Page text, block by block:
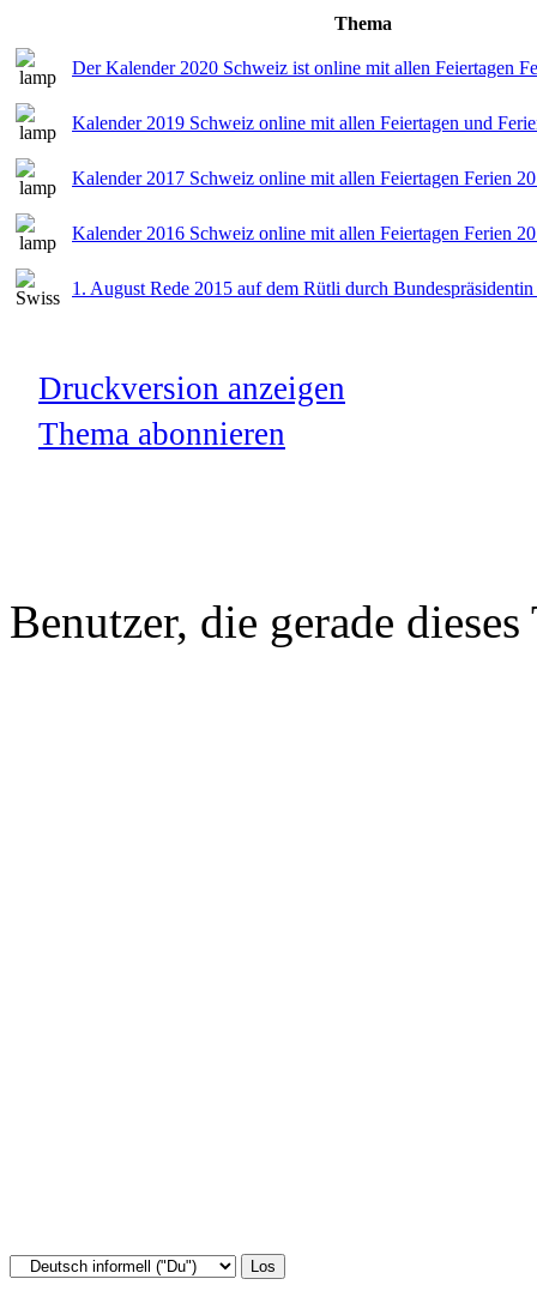
Thema
Der Kalender 2020 Schweiz ist online mit allen Feiertagen
Kalender 2019 Schweiz online mit allen Feiertagen und
Kalender 2017 Schweiz online mit allen Feiertagen Ferien
Kalender 2016 Schweiz online mit allen Feiertagen Ferien
1. August Rede 2015 auf dem Rütli durch
Druckversion anzeigen
Thema abonnieren
Benutzer, die gerade